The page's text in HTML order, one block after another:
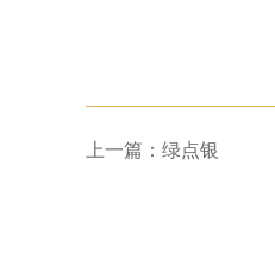
上一篇：绿点银